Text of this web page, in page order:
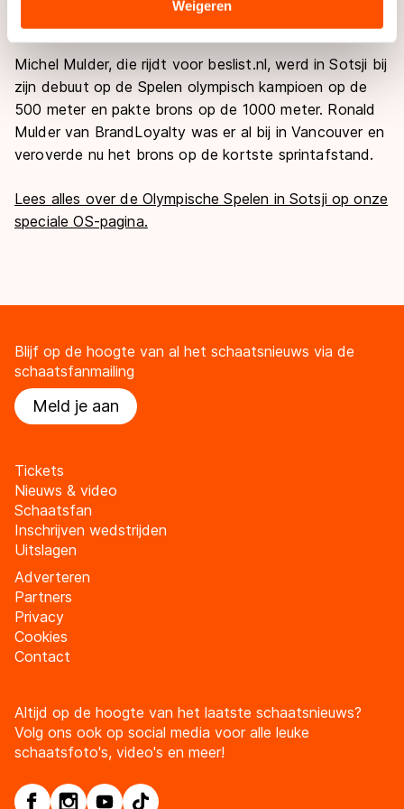
Sommige partners kunnen gegevens doorgeven aan
landen buiten de EU, zoals de VS, waar mogelijk geen
adequaat beschermingsniveau geldt volgens de GDPR.
Door op ‘Toestaan’ te klikken, stemt u in met deze
overdracht. Meer informatie vindt u in onscookiebeleid
Weigeren
Michel Mulder, die rijdt voor beslist.nl, werd in Sotsji bij
zijn debuut op de Spelen olympisch kampioen op de
500 meter en pakte brons op de 1000 meter. Ronald
Mulder van BrandLoyalty was er al bij in Vancouver en
veroverde nu het brons op de kortste sprintafstand.
Lees alles over de Olympische Spelen in Sotsji op onze
speciale OS-pagina.
Blijf op de hoogte van al het schaatsnieuws via de
schaatsfanmailing
Meld je aan
Tickets
Nieuws & video
Schaatsfan
Inschrijven wedstrijden
Uitslagen
Adverteren
Partners
Privacy
Cookies
Contact
Altijd op de hoogte van het laatste schaatsnieuws?
Volg ons ook op social media voor alle leuke
schaatsfoto's, video's en meer!